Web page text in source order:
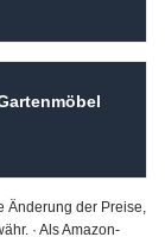
Änderung der Preise,
· Als Amazon-